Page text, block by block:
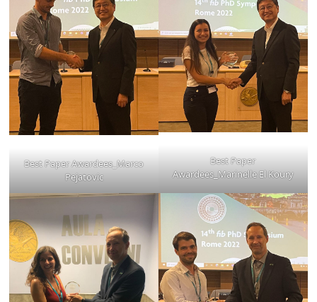
Best Paper Awardees_Marco
Pejatovic
Best Paper
Awardees_Marinelle El Koury